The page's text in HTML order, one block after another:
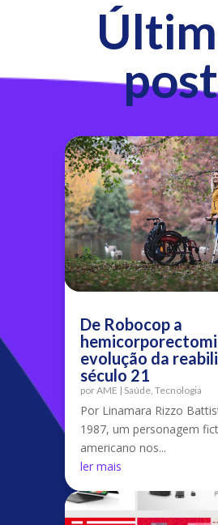
De Robocop a
evolução da
século 21
porAME | Saúde, Tecnologia
Por Linamara Rizzo
1987, um personagem
americano nos...
ler mais